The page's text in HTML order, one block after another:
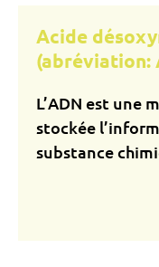
Acide
(abréviation:
L’ADN est une
stockée
substance